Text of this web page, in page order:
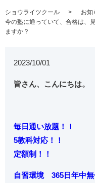
ショウライツクール
お知
今の塾に通っていて、合格は、
ますか？
2023/10/01
皆さん、こんにちは。
毎日通い放題！！
5教科対応！！
定額制！！
自習環境 365日年中無